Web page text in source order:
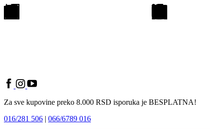
Za sve kupovine preko 8.000 RSD isporuka je BESPLATNA!
016/281 506 | 066/6789 016